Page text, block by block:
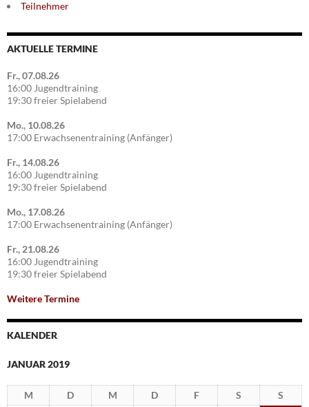
Teilnehmer
AKTUELLE TERMINE
Fr., 07.08.26
16:00 Jugendtraining
19:30 freier Spielabend
Mo., 10.08.26
17:00 Erwachsenentraining (Anfänger)
Fr., 14.08.26
16:00 Jugendtraining
19:30 freier Spielabend
Mo., 17.08.26
17:00 Erwachsenentraining (Anfänger)
Fr., 21.08.26
16:00 Jugendtraining
19:30 freier Spielabend
Weitere Termine
KALENDER
JANUAR 2019
M D M D F S
S